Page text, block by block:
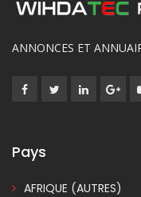
ANNONCES ET
Pays
AFRIQUE (AUTRES)